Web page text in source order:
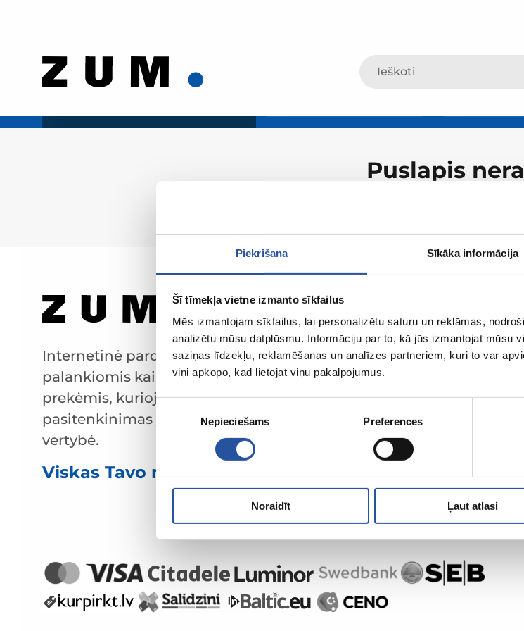
Piekrišana Sīkāka informācija
Šī tīmekļa vietne izmanto sīkfailus
Mēs izmantojam sīkfailus, lai personalizētu saturu un reklāmas,
analizētu mūsu datplūsmu. Informāciju par to, kā jūs izmantojat mūsu
saziņas līdzekļu, reklamēšanas un analīzes partneriem, kuri to var
viņi apkopo, kad lietojat viņu pakalpojumus.
Piekrišanas
Nepieciešams Preferences
Noraidīt Ļaut atlasi
Puslapis
Internetinė parduotuvė su
palankiomis kainomis ir kokybiškomis
prekėmis, kurioje klientų
pasitenkinimas yra mūsų pagrindinė
vertybė.
Viskas Tavo namams ir sodui!